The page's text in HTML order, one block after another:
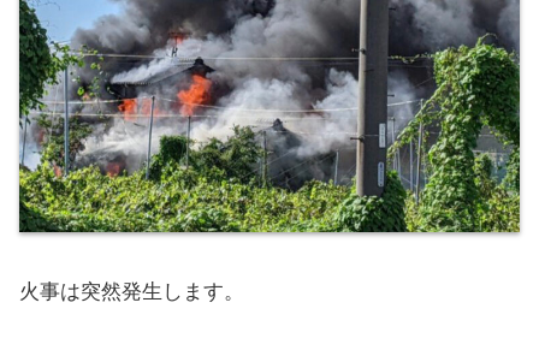
火事は突然発生します。